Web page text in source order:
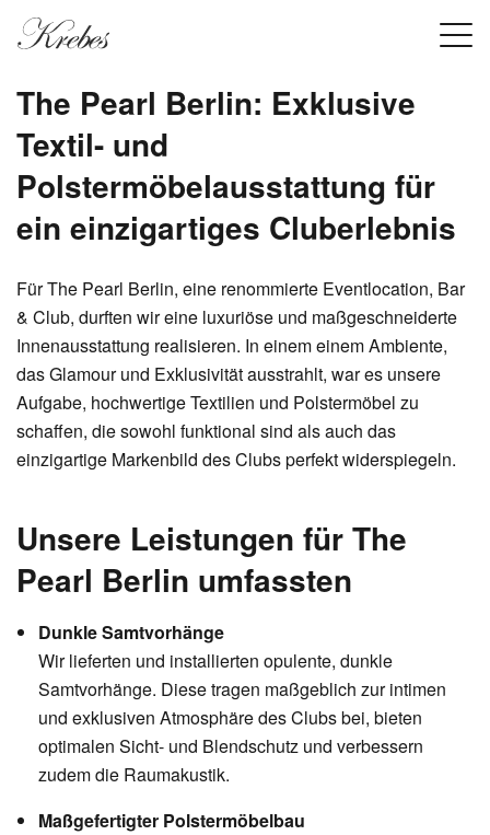
The Pearl Berlin: Exklusive
Textil- und
Polstermöbelausstattung für
ein einzigartiges Cluberlebnis
Für The Pearl Berlin, eine renommierte Eventlocation, Bar
& Club, durften wir eine luxuriöse und maßgeschneiderte
Innenausstattung realisieren. In einem einem Ambiente,
das Glamour und Exklusivität ausstrahlt, war es unsere
Aufgabe, hochwertige Textilien und Polstermöbel zu
schaffen, die sowohl funktional sind als auch das
einzigartige Markenbild des Clubs perfekt widerspiegeln.
Unsere Leistungen für The
Pearl Berlin umfassten
Dunkle Samtvorhänge
Wir lieferten und installierten opulente, dunkle
Samtvorhänge. Diese tragen maßgeblich zur intimen
und exklusiven Atmosphäre des Clubs bei, bieten
optimalen Sicht- und Blendschutz und verbessern
zudem die Raumakustik.
Maßgefertigter Polstermöbelbau